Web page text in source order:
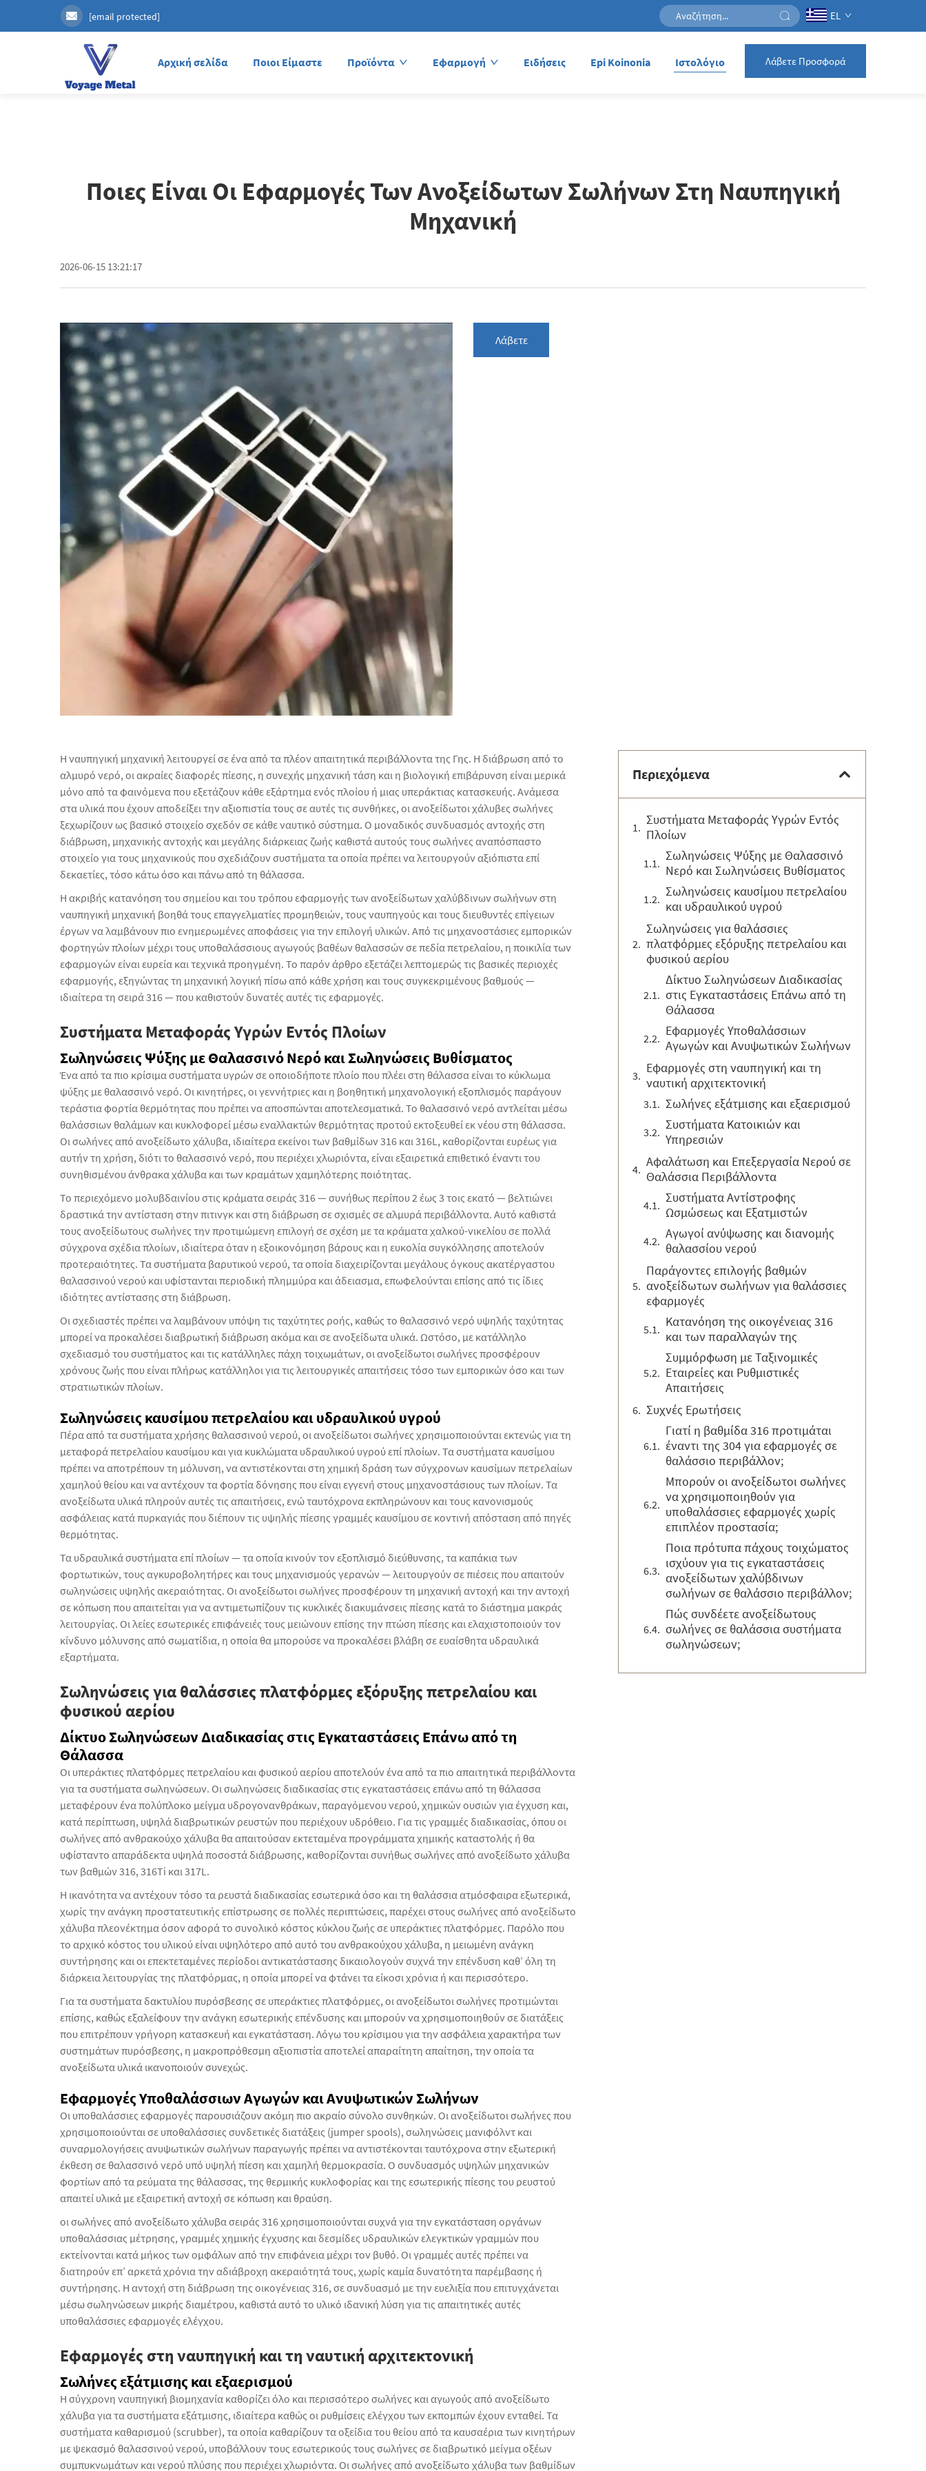
[email protected] EL
Αρχική σελίδα Ποιοι Είμαστε Προϊόντα Εφαρμογή Ειδήσεις Epi Koinonia Ιστολόγιο Λάβετε Προσφορά
Ποιες Είναι Οι Εφαρμογές Των Ανοξείδωτων Σωλήνων Στη Ναυπηγική
Μηχανική
2026-06-15 13:21:17
Λάβετε
Η ναυπηγική μηχανική λειτουργεί σε ένα από τα πλέον απαιτητικά περιβάλλοντα της Γης. Η διάβρωση από το
αλμυρό νερό, οι ακραίες διαφορές πίεσης, η συνεχής μηχανική τάση και η βιολογική επιβάρυνση είναι μερικά
μόνο από τα φαινόμενα που εξετάζουν κάθε εξάρτημα ενός πλοίου ή μιας υπεράκτιας κατασκευής. Ανάμεσα
στα υλικά που έχουν αποδείξει την αξιοπιστία τους σε αυτές τις συνθήκες, οι ανοξείδωτοι χάλυβες σωλήνες
ξεχωρίζουν ως βασικό στοιχείο σχεδόν σε κάθε ναυτικό σύστημα. Ο μοναδικός συνδυασμός αντοχής στη
διάβρωση, μηχανικής αντοχής και μεγάλης διάρκειας ζωής καθιστά αυτούς τους σωλήνες αναπόσπαστο
στοιχείο για τους μηχανικούς που σχεδιάζουν συστήματα τα οποία πρέπει να λειτουργούν αξιόπιστα επί
δεκαετίες, τόσο κάτω όσο και πάνω από τη θάλασσα.
Η ακριβής κατανόηση του σημείου και του τρόπου εφαρμογής των ανοξείδωτων χαλύβδινων σωλήνων στη
ναυπηγική μηχανική βοηθά τους επαγγελματίες προμηθειών, τους ναυπηγούς και τους διευθυντές επίγειων
έργων να λαμβάνουν πιο ενημερωμένες αποφάσεις για την επιλογή υλικών. Από τις μηχανοστάσιες εμπορικών
φορτηγών πλοίων μέχρι τους υποθαλάσσιους αγωγούς βαθέων θαλασσών σε πεδία πετρελαίου, η ποικιλία των
εφαρμογών είναι ευρεία και τεχνικά προηγμένη. Το παρόν άρθρο εξετάζει λεπτομερώς τις βασικές περιοχές
εφαρμογής, εξηγώντας τη μηχανική λογική πίσω από κάθε χρήση και τους συγκεκριμένους βαθμούς —
ιδιαίτερα τη σειρά 316 — που καθιστούν δυνατές αυτές τις εφαρμογές.
Συστήματα Μεταφοράς Υγρών Εντός Πλοίων
Σωληνώσεις Ψύξης με Θαλασσινό Νερό και Σωληνώσεις Βυθίσματος
Ένα από τα πιο κρίσιμα συστήματα υγρών σε οποιοδήποτε πλοίο που πλέει στη θάλασσα είναι το κύκλωμα
ψύξης με θαλασσινό νερό. Οι κινητήρες, οι γεννήτριες και η βοηθητική μηχανολογική εξοπλισμός παράγουν
τεράστια φορτία θερμότητας που πρέπει να αποσπώνται αποτελεσματικά. Το θαλασσινό νερό αντλείται μέσω
θαλάσσιων θαλάμων και κυκλοφορεί μέσω εναλλακτών θερμότητας προτού εκτοξευθεί εκ νέου στη θάλασσα.
Οι σωλήνες από ανοξείδωτο χάλυβα, ιδιαίτερα εκείνοι των βαθμίδων 316 και 316L, καθορίζονται ευρέως για
αυτήν τη χρήση, διότι το θαλασσινό νερό, που περιέχει χλωριόντα, είναι εξαιρετικά επιθετικό έναντι του
συνηθισμένου άνθρακα χάλυβα και των κραμάτων χαμηλότερης ποιότητας.
Το περιεχόμενο μολυβδαινίου στις κράματα σειράς 316 — συνήθως περίπου 2 έως 3 τοις εκατό — βελτιώνει
δραστικά την αντίσταση στην πιτινγκ και στη διάβρωση σε σχισμές σε αλμυρά περιβάλλοντα. Αυτό καθιστά
τους ανοξείδωτους σωλήνες την προτιμώμενη επιλογή σε σχέση με τα κράματα χαλκού-νικελίου σε πολλά
σύγχρονα σχέδια πλοίων, ιδιαίτερα όταν η εξοικονόμηση βάρους και η ευκολία συγκόλλησης αποτελούν
προτεραιότητες. Τα συστήματα βαρυτικού νερού, τα οποία διαχειρίζονται μεγάλους όγκους ακατέργαστου
θαλασσινού νερού και υφίστανται περιοδική πλημμύρα και άδειασμα, επωφελούνται επίσης από τις ίδιες
ιδιότητες αντίστασης στη διάβρωση.
Οι σχεδιαστές πρέπει να λαμβάνουν υπόψη τις ταχύτητες ροής, καθώς το θαλασσινό νερό υψηλής ταχύτητας
μπορεί να προκαλέσει διαβρωτική διάβρωση ακόμα και σε ανοξείδωτα υλικά. Ωστόσο, με κατάλληλο
σχεδιασμό του συστήματος και τις κατάλληλες πάχη τοιχωμάτων, οι ανοξείδωτοι σωλήνες προσφέρουν
χρόνους ζωής που είναι πλήρως κατάλληλοι για τις λειτουργικές απαιτήσεις τόσο των εμπορικών όσο και των
στρατιωτικών πλοίων.
Σωληνώσεις καυσίμου πετρελαίου και υδραυλικού υγρού
Πέρα από τα συστήματα χρήσης θαλασσινού νερού, οι ανοξείδωτοι σωλήνες χρησιμοποιούνται εκτενώς για τη
μεταφορά πετρελαίου καυσίμου και για κυκλώματα υδραυλικού υγρού επί πλοίων. Τα συστήματα καυσίμου
πρέπει να αποτρέπουν τη μόλυνση, να αντιστέκονται στη χημική δράση των σύγχρονων καυσίμων πετρελαίων
χαμηλού θείου και να αντέχουν τα φορτία δόνησης που είναι εγγενή στους μηχανοστάσιους των πλοίων. Τα
ανοξείδωτα υλικά πληρούν αυτές τις απαιτήσεις, ενώ ταυτόχρονα εκπληρώνουν και τους κανονισμούς
ασφάλειας κατά πυρκαγιάς που διέπουν τις υψηλής πίεσης γραμμές καυσίμου σε κοντινή απόσταση από πηγές
θερμότητας.
Τα υδραυλικά συστήματα επί πλοίων — τα οποία κινούν τον εξοπλισμό διεύθυνσης, τα καπάκια των
φορτωτικών, τους αγκυροβολητήρες και τους μηχανισμούς γερανών — λειτουργούν σε πιέσεις που απαιτούν
σωληνώσεις υψηλής ακεραιότητας. Οι ανοξείδωτοι σωλήνες προσφέρουν τη μηχανική αντοχή και την αντοχή
σε κόπωση που απαιτείται για να αντιμετωπίζουν τις κυκλικές διακυμάνσεις πίεσης κατά το διάστημα μακράς
λειτουργίας. Οι λείες εσωτερικές επιφάνειές τους μειώνουν επίσης την πτώση πίεσης και ελαχιστοποιούν τον
κίνδυνο μόλυνσης από σωματίδια, η οποία θα μπορούσε να προκαλέσει βλάβη σε ευαίσθητα υδραυλικά
εξαρτήματα.
Σωληνώσεις για θαλάσσιες πλατφόρμες εξόρυξης πετρελαίου και
φυσικού αερίου
Δίκτυο Σωληνώσεων Διαδικασίας στις Εγκαταστάσεις Επάνω από τη
Θάλασσα
Οι υπεράκτιες πλατφόρμες πετρελαίου και φυσικού αερίου αποτελούν ένα από τα πιο απαιτητικά περιβάλλοντα
για τα συστήματα σωληνώσεων. Οι σωληνώσεις διαδικασίας στις εγκαταστάσεις επάνω από τη θάλασσα
μεταφέρουν ένα πολύπλοκο μείγμα υδρογονανθράκων, παραγόμενου νερού, χημικών ουσιών για έγχυση και,
κατά περίπτωση, υψηλά διαβρωτικών ρευστών που περιέχουν υδρόθειο. Για τις γραμμές διαδικασίας, όπου οι
σωλήνες από ανθρακούχο χάλυβα θα απαιτούσαν εκτεταμένα προγράμματα χημικής καταστολής ή θα
υφίσταντο απαράδεκτα υψηλά ποσοστά διάβρωσης, καθορίζονται συνήθως σωλήνες από ανοξείδωτο χάλυβα
των βαθμών 316, 316Ti και 317L.
Η ικανότητα να αντέχουν τόσο τα ρευστά διαδικασίας εσωτερικά όσο και τη θαλάσσια ατμόσφαιρα εξωτερικά,
χωρίς την ανάγκη προστατευτικής επίστρωσης σε πολλές περιπτώσεις, παρέχει στους σωλήνες από ανοξείδωτο
χάλυβα πλεονέκτημα όσον αφορά το συνολικό κόστος κύκλου ζωής σε υπεράκτιες πλατφόρμες. Παρόλο που
το αρχικό κόστος του υλικού είναι υψηλότερο από αυτό του ανθρακούχου χάλυβα, η μειωμένη ανάγκη
συντήρησης και οι επεκτεταμένες περίοδοι αντικατάστασης δικαιολογούν συχνά την επένδυση καθ’ όλη τη
διάρκεια λειτουργίας της πλατφόρμας, η οποία μπορεί να φτάνει τα είκοσι χρόνια ή και περισσότερο.
Για τα συστήματα δακτυλίου πυρόσβεσης σε υπεράκτιες πλατφόρμες, οι ανοξείδωτοι σωλήνες προτιμώνται
επίσης, καθώς εξαλείφουν την ανάγκη εσωτερικής επένδυσης και μπορούν να χρησιμοποιηθούν σε διατάξεις
που επιτρέπουν γρήγορη κατασκευή και εγκατάσταση. Λόγω του κρίσιμου για την ασφάλεια χαρακτήρα των
συστημάτων πυρόσβεσης, η μακροπρόθεσμη αξιοπιστία αποτελεί απαραίτητη απαίτηση, την οποία τα
ανοξείδωτα υλικά ικανοποιούν συνεχώς.
Εφαρμογές Υποθαλάσσιων Αγωγών και Ανυψωτικών Σωλήνων
Οι υποθαλάσσιες εφαρμογές παρουσιάζουν ακόμη πιο ακραίο σύνολο συνθηκών. Οι ανοξείδωτοι σωλήνες που
χρησιμοποιούνται σε υποθαλάσσιες συνδετικές διατάξεις (jumper spools), σωληνώσεις μανιφόλντ και
συναρμολογήσεις ανυψωτικών σωλήνων παραγωγής πρέπει να αντιστέκονται ταυτόχρονα στην εξωτερική
έκθεση σε θαλασσινό νερό υπό υψηλή πίεση και χαμηλή θερμοκρασία. Ο συνδυασμός υψηλών μηχανικών
φορτίων από τα ρεύματα της θάλασσας, της θερμικής κυκλοφορίας και της εσωτερικής πίεσης του ρευστού
απαιτεί υλικά με εξαιρετική αντοχή σε κόπωση και θραύση.
οι σωλήνες από ανοξείδωτο χάλυβα σειράς 316 χρησιμοποιούνται συχνά για την εγκατάσταση οργάνων
υποθαλάσσιας μέτρησης, γραμμές χημικής έγχυσης και δεσμίδες υδραυλικών ελεγκτικών γραμμών που
εκτείνονται κατά μήκος των ομφάλων από την επιφάνεια μέχρι τον βυθό. Οι γραμμές αυτές πρέπει να
διατηρούν επ’ αρκετά χρόνια την αδιάβροχη ακεραιότητά τους, χωρίς καμία δυνατότητα παρέμβασης ή
συντήρησης. Η αντοχή στη διάβρωση της οικογένειας 316, σε συνδυασμό με την ευελιξία που επιτυγχάνεται
μέσω σωληνώσεων μικρής διαμέτρου, καθιστά αυτό το υλικό ιδανική λύση για τις απαιτητικές αυτές
υποθαλάσσιες εφαρμογές ελέγχου.
Εφαρμογές στη ναυπηγική και τη ναυτική αρχιτεκτονική
Σωλήνες εξάτμισης και εξαερισμού
Η σύγχρονη ναυπηγική βιομηχανία καθορίζει όλο και περισσότερο σωλήνες και αγωγούς από ανοξείδωτο
χάλυβα για τα συστήματα εξάτμισης, ιδιαίτερα καθώς οι ρυθμίσεις ελέγχου των εκπομπών έχουν ενταθεί. Τα
συστήματα καθαρισμού (scrubber), τα οποία καθαρίζουν τα οξείδια του θείου από τα καυσαέρια των κινητήρων
με ψεκασμό θαλασσινού νερού, υποβάλλουν τους εσωτερικούς τους σωλήνες σε διαβρωτικό μείγμα οξέων
συμπυκνωμάτων και νερού πλύσης που περιέχει χλωριόντα. Οι σωλήνες από ανοξείδωτο χάλυβα των βαθμίδων
Περιεχόμενα
Συστήματα Μεταφοράς Υγρών Εντός
Πλοίων
Σωληνώσεις Ψύξης με Θαλασσινό
Νερό και Σωληνώσεις Βυθίσματος
Σωληνώσεις καυσίμου πετρελαίου
και υδραυλικού υγρού
Σωληνώσεις για θαλάσσιες
πλατφόρμες εξόρυξης πετρελαίου και
φυσικού αερίου
Δίκτυο Σωληνώσεων Διαδικασίας
στις Εγκαταστάσεις Επάνω από τη
Θάλασσα
Εφαρμογές Υποθαλάσσιων
Αγωγών και Ανυψωτικών Σωλήνων
Εφαρμογές στη ναυπηγική και τη
ναυτική αρχιτεκτονική
Σωλήνες εξάτμισης και εξαερισμού
Συστήματα Κατοικιών και
Υπηρεσιών
Αφαλάτωση και Επεξεργασία Νερού σε
Θαλάσσια Περιβάλλοντα
Συστήματα Αντίστροφης
Ωσμώσεως και Εξατμιστών
Αγωγοί ανύψωσης και διανομής
θαλασσίου νερού
Παράγοντες επιλογής βαθμών
ανοξείδωτων σωλήνων για θαλάσσιες
εφαρμογές
Κατανόηση της οικογένειας 316
και των παραλλαγών της
Συμμόρφωση με Ταξινομικές
Εταιρείες και Ρυθμιστικές
Απαιτήσεις
Συχνές Ερωτήσεις
Γιατί η βαθμίδα 316 προτιμάται
έναντι της 304 για εφαρμογές σε
θαλάσσιο περιβάλλον;
Μπορούν οι ανοξείδωτοι σωλήνες
να χρησιμοποιηθούν για
υποθαλάσσιες εφαρμογές χωρίς
επιπλέον προστασία;
Ποια πρότυπα πάχους τοιχώματος
ισχύουν για τις εγκαταστάσεις
ανοξείδωτων χαλύβδινων
σωλήνων σε θαλάσσιο περιβάλλον;
Πώς συνδέετε ανοξείδωτους
σωλήνες σε θαλάσσια συστήματα
σωληνώσεων;